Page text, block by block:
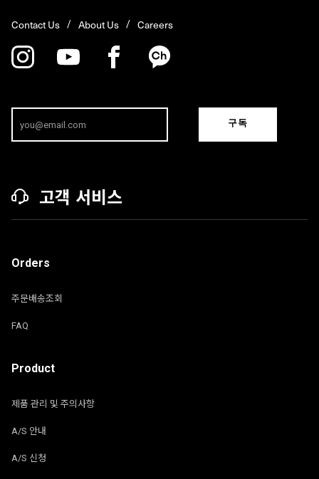
Contact Us About Us Careers
구독
고객 서비스
Orders
주문배송조회
FAQ
Product
제품 관리 및 주의사항
A/S 안내
A/S 신청